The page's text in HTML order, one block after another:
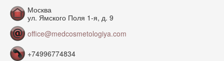
Москва
ул. Ямского Поля 1-я, д. 9
office@medcosmetologiya.com
+74996774834